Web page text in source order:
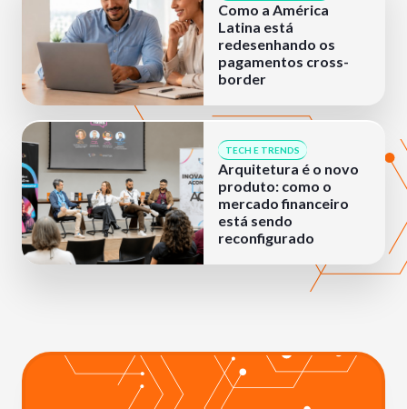
Como a América
Latina está
redesenhando os
pagamentos cross-
border
TECH E TRENDS
Arquitetura é o novo
produto: como o
mercado financeiro
está sendo
reconfigurado